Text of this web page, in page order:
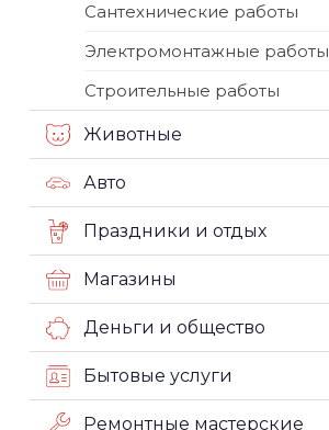
Сантехнические работы
Электромонтажные работы
Строительные работы
Животные
Авто
Праздники и отдых
Магазины
Деньги и общество
Бытовые услуги
Ремонтные мастерские